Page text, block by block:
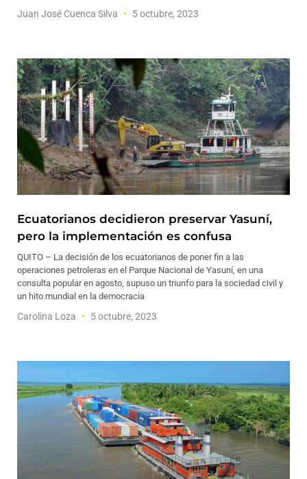
Juan José Cuenca Silva 5 octubre, 2023
Ecuatorianos decidieron preservar Yasuní,
pero la implementación es confusa
QUITO – La decisión de los ecuatorianos de poner fin a las
operaciones petroleras en el Parque Nacional de Yasuní, en una
consulta popular en agosto, supuso un triunfo para la sociedad civil y
un hito mundial en la democracia
Carolina Loza 5 octubre, 2023